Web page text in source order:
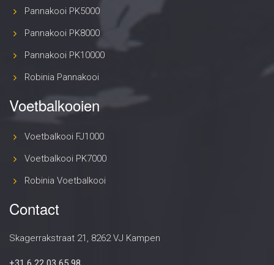
Pannakooi PK5000
Pannakooi PK8000
Pannakooi PK10000
Robinia Pannakooi
Voetbalkooien
Voetbalkooi FJ1000
Voetbalkooi PK7000
Robinia Voetbalkooi
Contact
Skagerrakstraat 21, 8262 VJ Kampen